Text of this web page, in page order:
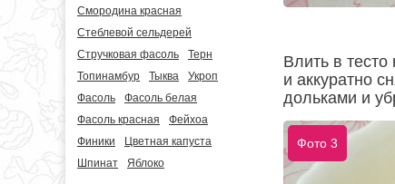
Смородина красная
Стеблевой сельдерей
Стручковая фасоль
Терн
Топинамбур
Тыква
Укроп
Фасоль
Фасоль белая
Фасоль красная
Фейхоа
Финики
Цветная капуста
Шпинат
Яблоко
Влить в
и аккуратно
дольками и
Фото 3